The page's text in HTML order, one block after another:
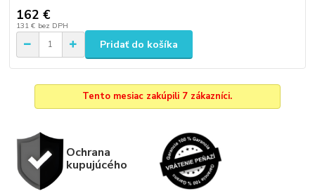
162 €
131 € bez DPH
Pridať do košíka
Tento mesiac zakúpili 7 zákazníci.
Ochrana
kupujúcého